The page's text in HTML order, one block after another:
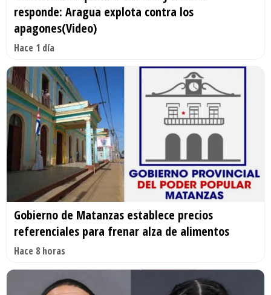
responde: Aragua explota contra los
apagones(Video)
Hace 1 día
Gobierno de Matanzas establece precios
referenciales para frenar alza de alimentos
Hace 8 horas